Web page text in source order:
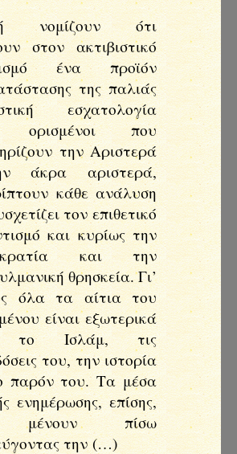
νομίζουν ότι
στον ακτιβιστικό
ένα προϊόν
της παλιάς
εσχατολογία
ορισμένοι που
την Αριστερά
άκρα αριστερά,
κάθε ανάλυση
τον επιθετικό
και κυρίως την
και την
θρησκεία. Γι’
όλα τα αίτια του
είναι εξωτερικά
το Ισλάμ, τις
του, την ιστορία
παρόν του. Τα μέσα
ενημέρωσης, επίσης,
μένουν πίσω
την (…)